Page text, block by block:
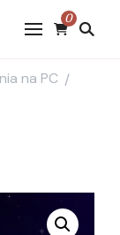
0
na PC /